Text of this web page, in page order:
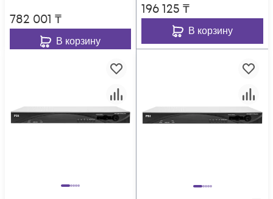
782 001 ₸
В корзину
196 125 ₸
В корзину